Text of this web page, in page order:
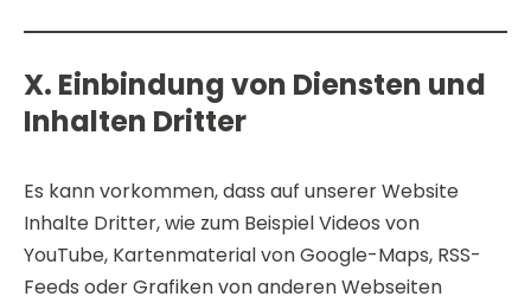
X. Einbindung von Diensten und
Inhalten Dritter
Es kann vorkommen, dass auf unserer Website
Inhalte Dritter, wie zum Beispiel Videos von
YouTube, Kartenmaterial von Google-Maps, RSS-
Feeds oder Grafiken von anderen Webseiten